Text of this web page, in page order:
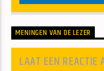
MENINGEN VAN DE LEZER
LAAT EEN REACTIE